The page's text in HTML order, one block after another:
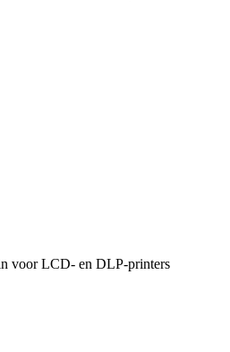
voor LCD- en DLP-printers